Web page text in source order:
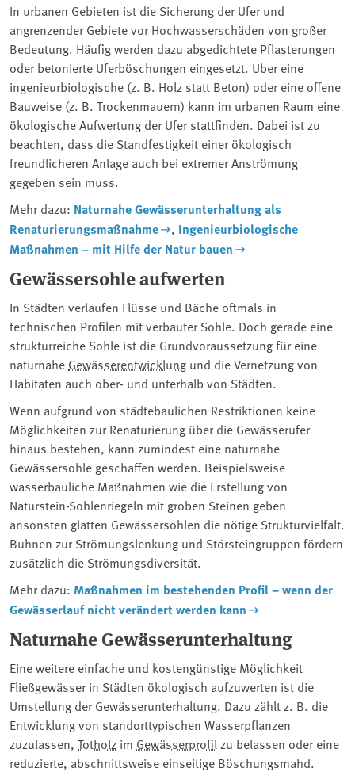
In urbanen Gebieten ist die Sicherung der Ufer und
angrenzender Gebiete vor Hochwasserschäden von großer
Bedeutung. Häufig werden dazu abgedichtete Pflasterungen
oder betonierte Uferböschungen eingesetzt. Über eine
ingenieurbiologische (z. B. Holz statt Beton) oder eine offene
Bauweise (z. B. Trockenmauern) kann im urbanen Raum eine
ökologische Aufwertung der Ufer stattfinden. Dabei ist zu
beachten, dass die Standfestigkeit einer ökologisch
freundlicheren Anlage auch bei extremer Anströmung
gegeben sein muss.
Mehr dazu: Naturnahe Gewässerunterhaltung als
Renaturierungsmaßnahme
, Ingenieurbiologische
Maßnahmen – mit Hilfe der Natur bauen
Gewässersohle aufwerten
In Städten verlaufen Flüsse und Bäche oftmals in
technischen Profilen mit verbauter Sohle. Doch gerade eine
strukturreiche Sohle ist die Grundvoraussetzung für eine
naturnahe Gewässerentwicklung und die Vernetzung von
Habitaten auch ober- und unterhalb von Städten.
Wenn aufgrund von städtebaulichen Restriktionen keine
Möglichkeiten zur Renaturierung über die Gewässerufer
hinaus bestehen, kann zumindest eine naturnahe
Gewässersohle geschaffen werden. Beispielsweise
wasserbauliche Maßnahmen wie die Erstellung von
Naturstein-Sohlenriegeln mit groben Steinen geben
ansonsten glatten Gewässersohlen die nötige Strukturvielfalt.
Buhnen zur Strömungslenkung und Störsteingruppen fördern
zusätzlich die Strömungsdiversität.
Mehr dazu: Maßnahmen im bestehenden Profil – wenn der
Gewässerlauf nicht verändert werden kann
Naturnahe Gewässerunterhaltung
Eine weitere einfache und kostengünstige Möglichkeit
Fließgewässer in Städten ökologisch aufzuwerten ist die
Umstellung der Gewässerunterhaltung. Dazu zählt z. B. die
Entwicklung von standorttypischen Wasserpflanzen
zuzulassen, Totholz im Gewässerprofil zu belassen oder eine
reduzierte, abschnittsweise einseitige Böschungsmahd.